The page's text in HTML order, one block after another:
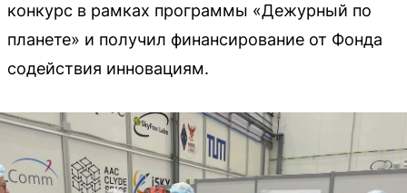
конкурс в рамках программы «Дежурный по
планете» и получил финансирование от Фонда
содействия инновациям.